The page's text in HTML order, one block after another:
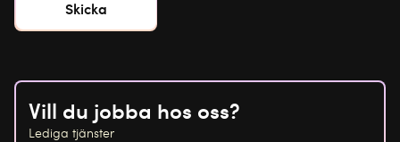
Vill du jobba hos oss?
Lediga tjänster